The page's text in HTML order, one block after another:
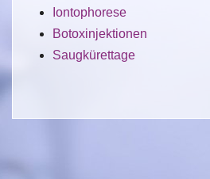
Iontophorese
Botoxinjektionen
Saugkürettage